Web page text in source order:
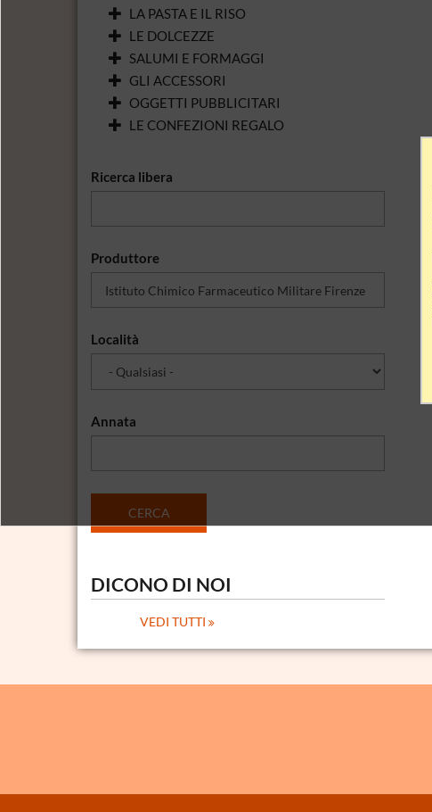
LA PASTA E IL RISO
LE DOLCEZZE
SALUMI E FORMAGGI
GLI ACCESSORI
OGGETTI PUBBLICITARI
LE CONFEZIONI REGALO
Ricerca libera
Produttore
Località
Annata
DICONO DI NOI
VEDI TUTTI